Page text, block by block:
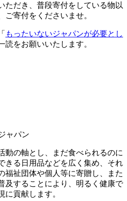
ただき、普段寄付をしている物以
寄付をくださいませ。
もったいないジャパンが必要とし
読をお願いいたします。
動の軸とし、まだ食べられるのに
きる日用品などを広く集め、それ
福祉団体や個人等に寄贈し、また
及することにより、明るく健康で
に貢献します。